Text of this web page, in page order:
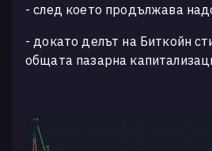
- след което продължава
- докато делът на Биткойн
общата пазарна